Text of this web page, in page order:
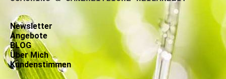
Newsletter
Angebote
BLOG
Über Mich
Kundenstimmen